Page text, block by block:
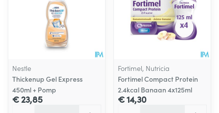
Nestle
Thickenup Gel Express
450ml + Pomp
€ 23,85
Fortimel, Nutricia
Fortimel Compact Protein
2.4kcal Banaan 4x125ml
€ 14,30